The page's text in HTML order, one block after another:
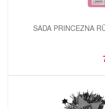
SADA PRINCEZNA